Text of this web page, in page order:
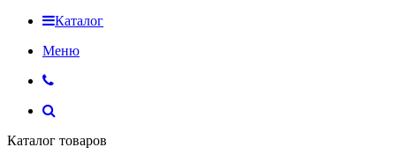
Каталог
Меню
Каталог товаров